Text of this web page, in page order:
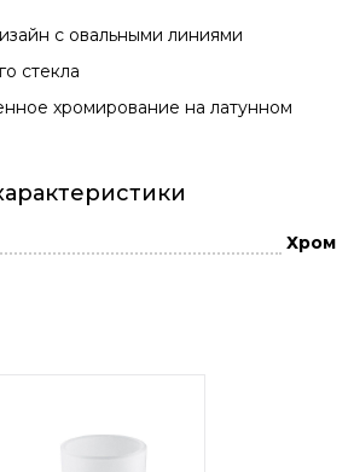
с овальными линиями
стекла
хромирование на латунном
Хром